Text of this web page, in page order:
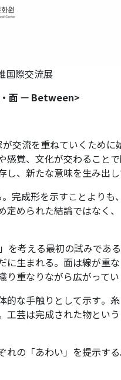
国際交流展
・ 面 — Between>
交流を重ねていくために
感覚、文化が交わること
、新たな意味を生み出し
完成形を示すことよりも
められた結論ではなく
を考える最初の試みであ
生まれる。面は線が重
重なりながら広がってい
な手触りとして示す。糸
芸は完成された物とい
の「あわい」を提示す